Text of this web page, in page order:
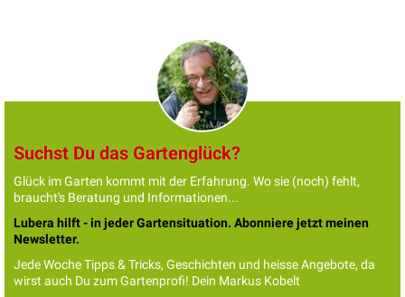
Suchst Du das Gartenglück?
Glück im Garten kommt mit der Erfahrung. Wo sie (noch) fehlt,
braucht's Beratung und Informationen...
Lubera hilft - in jeder Gartensituation. Abonniere jetzt meinen
Newsletter.
Jede Woche Tipps & Tricks, Geschichten und heisse Angebote, da
wirst auch Du zum Gartenprofi! Dein Markus Kobelt